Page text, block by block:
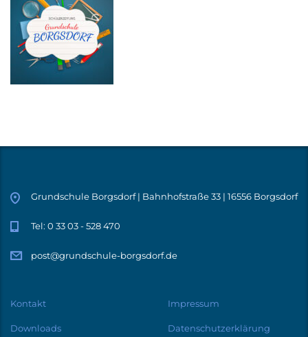
Grundschule Borgsdorf | Bahnhofstraße 33 | 16556 Borgsdorf
Tel: 0 33 03 - 528 470
post@grundschule-borgsdorf.de
Kontakt Impressum
Downloads Datenschutzerklärung